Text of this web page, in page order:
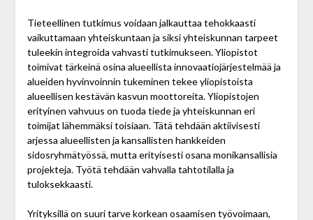
Tieteellinen tutkimus voidaan jalkauttaa tehokkaasti
vaikuttamaan yhteiskuntaan ja siksi yhteiskunnan tarpeet
tuleekin integroida vahvasti tutkimukseen. Yliopistot
toimivat tärkeinä osina alueellista innovaatio­järjestelmää ja
alueiden hyvinvoinnin tukeminen tekee yliopistoista
alueellisen kestävän kasvun moottoreita. Yliopistojen
erityinen vahvuus on tuoda tiede ja yhteiskunnan eri
toimijat lähemmäksi toisiaan. Tätä tehdään aktiivisesti
arjessa alueellisten ja kansallisten hankkeiden
sidosryhmätyössä, mutta erityisesti osana moni­kansallisia
projekteja. Työtä tehdään vahvalla tahto­tilalla ja
tuloksekkaasti.
Yrityksillä on suuri tarve korkean osaamisen työvoimaan,